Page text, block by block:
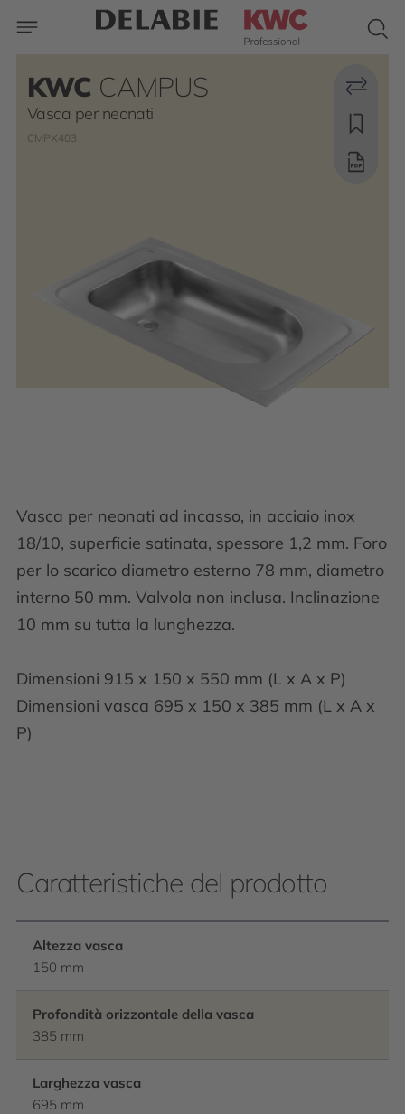
KWC CAMPUS
Vasca per neonati
CMPX403
Vasca per neonati ad incasso, in acciaio inox
18/10, superficie satinata, spessore 1,2 mm. Foro
per lo scarico diametro esterno 78 mm, diametro
interno 50 mm. Valvola non inclusa. Inclinazione
10 mm su tutta la lunghezza.
Dimensioni 915 x 150 x 550 mm (L x A x P)
Dimensioni vasca 695 x 150 x 385 mm (L x A x
P)
Caratteristiche del prodotto
Altezza vasca
150 mm
Profondità orizzontale della vasca
385 mm
Larghezza vasca
695 mm